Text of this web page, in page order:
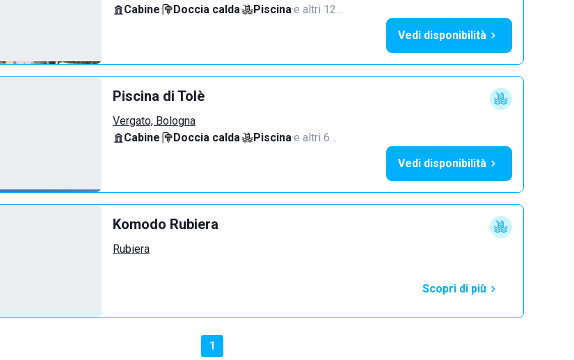
Cabine· Doccia calda· Piscina·e altri 12…
Vedi disponibilità
Piscina di Tolè
Vergato, Bologna
Cabine· Doccia calda· Piscina·e altri 6…
Vedi disponibilità
Komodo Rubiera
Rubiera
Scopri di più
1